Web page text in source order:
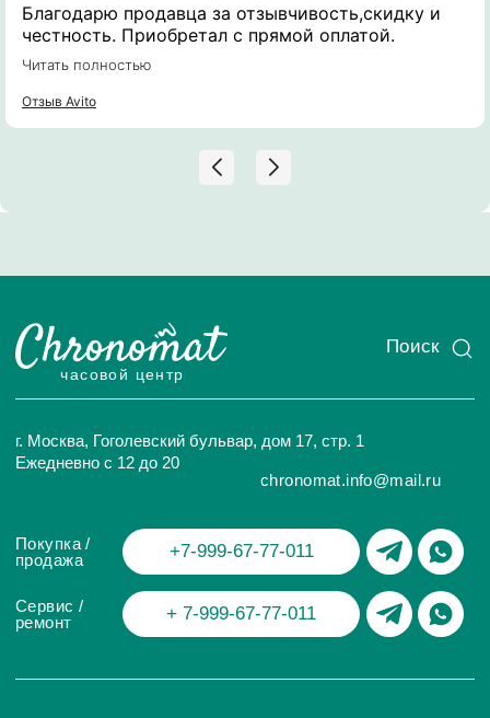
Благодарю продавца за отзывчивость,скидку и
честность. Приобретал с прямой оплатой.
Получил именно те часы о которых
интересовался и задавал вопросы. Рекомендую к
сотрудничеству!
Читать полностью
Отзыв Avito